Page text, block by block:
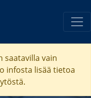
saatavilla vain
infosta lisää tietoa